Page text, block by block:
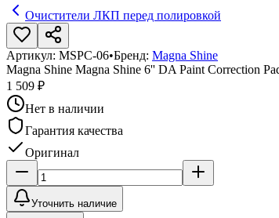
Очистители ЛКП перед полировкой
Артикул: MSPC-06•Бренд: Magna Shine
Magna Shine Magna Shine 6'' DA Paint Correction
1 509 ₽
Нет в наличии
Гарантия качества
Оригинал
Уточнить наличие